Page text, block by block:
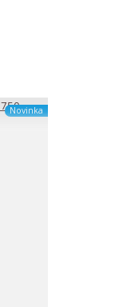
Novinka